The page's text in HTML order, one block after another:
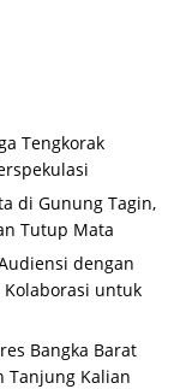
Tengkorak
di Gunung Tagin,
Tutup Mata
dengan
Kolaborasi untuk
Bangka Barat
Tanjung Kalian